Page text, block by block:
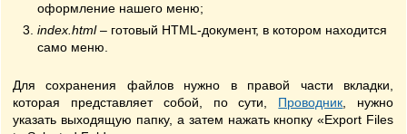
оформление нашего меню;
index.html– готовый HTML-документ, в котором находится
само меню.
Для сохранения файлов нужно в правой части вкладки,
которая представляет собой, по сути, Проводник , нужно
указать выходящую папку, а затем нажать кнопку «Export Files